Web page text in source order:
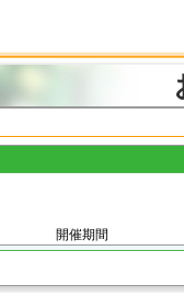
開催期間